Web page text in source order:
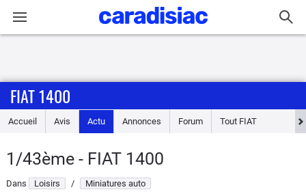
Accueil
Essais
FIAT 1400
Accueil Avis Actu Annonces Forum Tout FIAT
1/43ème - FIAT 1400
Dans Loisirs /
Miniatures auto